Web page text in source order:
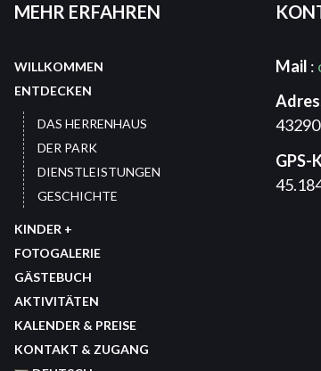
MEHR ERFAHREN
WILLKOMMEN
ENTDECKEN
DAS HERRENHAUS
DER PARK
DIENSTLEISTUNGEN
GESCHICHTE
KINDER +
FOTOGALERIE
GÄSTEBUCH
AKTIVITÄTEN
KALENDER & PREISE
KONTAKT & ZUGANG
Mail :
GPS-